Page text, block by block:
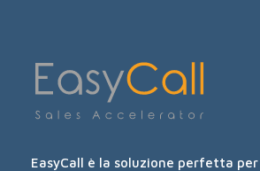
EasyCall è la soluzione perfetta